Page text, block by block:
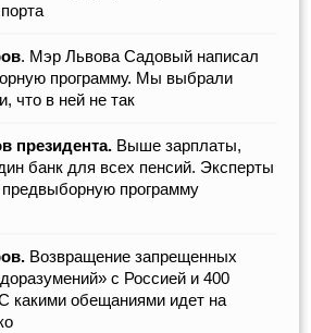
. Мэр Львова Садовый написал
программу. Мы выбрали
что в ней не так
президента. Выше зарплаты,
банк для всех пенсий. Эксперты
предвыборную программу
Возвращение запрещенных
с Россией и 400
какими обещаниями идет на